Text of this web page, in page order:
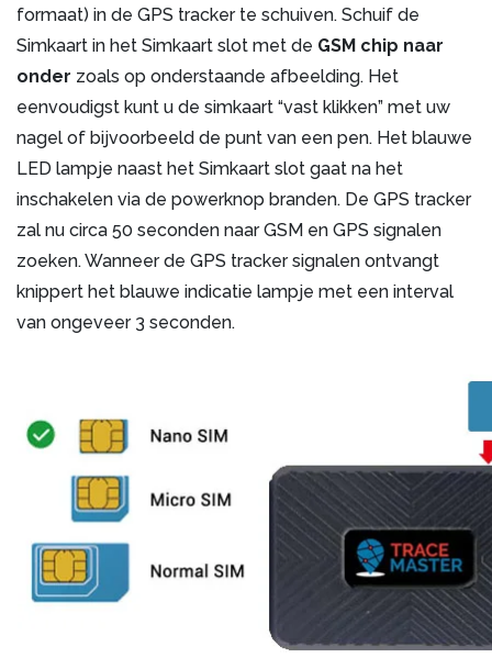
formaat) in de GPS tracker te schuiven. Schuif de
Simkaart in het Simkaart slot met de GSM chip naar
onder zoals op onderstaande afbeelding. Het
eenvoudigst kunt u de simkaart “vast klikken” met uw
nagel of bijvoorbeeld de punt van een pen. Het blauwe
LED lampje naast het Simkaart slot gaat na het
inschakelen via de powerknop branden. De GPS tracker
zal nu circa 50 seconden naar GSM en GPS signalen
zoeken. Wanneer de GPS tracker signalen ontvangt
knippert het blauwe indicatie lampje met een interval
van ongeveer 3 seconden.